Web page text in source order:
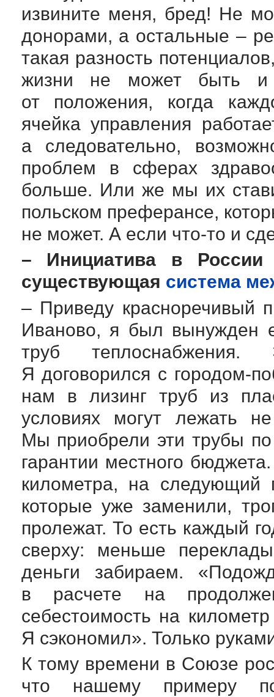
извините меня, бред! Не
донорами, а остальные –
такая разность
жизни не может быть
от положения, когда
ячейка управления
а следовательно,
проблем в сферах
больше. Или же мы их
польском преферансе,
не может. А если что-то и
– Инициатива в
существующая система
– Приведу красноречивый
Иваново, я был вынужден
труб теплоснабжения.
Я договорился с городом-
нам в лизинг труб из
условиях могут лежать
Мы приобрели эти трубы
гарантии местного
километра, на
которые уже заменили,
пролежат. То есть каждый
сверху: меньше
деньги забираем.
в расчете на
себестоимость на
Я сэкономил». Только
К тому времени в Союзе
что нашему примеру